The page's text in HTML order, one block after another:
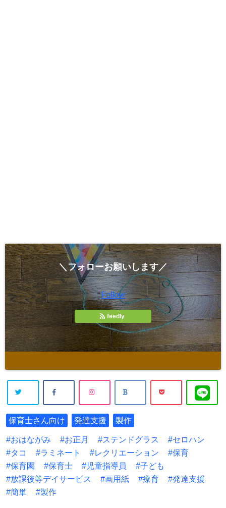
＼フォローお願いします／
Follow
feedly
保育士さん向け 発達支援 製作
おはながみ お正月 ステンドグラス
セロハン
タコ
ラミネート レクリエーション
保育
保育園
保育士 児童指導員
子ども
放課後等デイサービス
画用紙 療育
発達支援
簡単
製作